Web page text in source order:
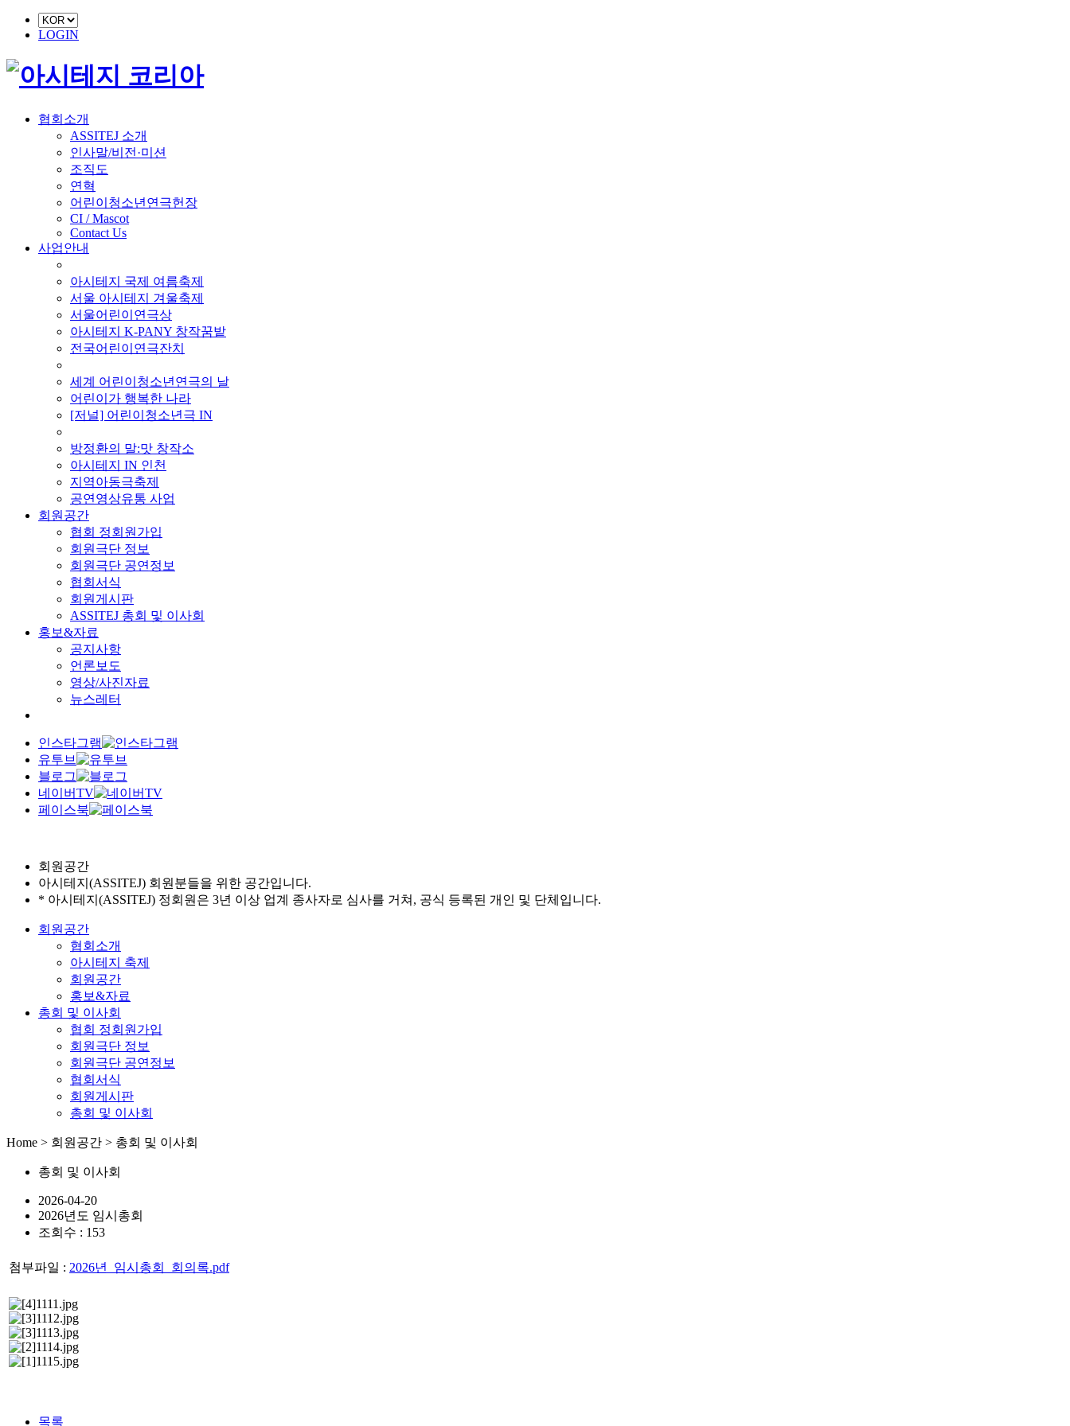
LOGIN
협회소개
ASSITEJ 소개
인사말/비전·미션
조직도
연혁
어린이청소년연극헌장
CI / Mascot
Contact Us
사업안내
아시테지 국제 여름축제
서울 아시테지 겨울축제
서울어린이연극상
아시테지 K-PANY 창작꿈밭
전국어린이연극잔치
세계 어린이청소년연극의 날
어린이가 행복한 나라
[저널] 어린이청소년극 IN
방정환의 말:맛 창작소
아시테지 IN 인천
지역아동극축제
공연영상유통 사업
회원공간
협회 정회원가입
회원극단 정보
회원극단 공연정보
협회서식
회원게시판
ASSITEJ 총회 및 이사회
홍보&자료
공지사항
언론보도
영상/사진자료
뉴스레터
인스타그램
유투브
블로그
네이버TV
페이스북
회원공간
아시테지(ASSITEJ) 회원분들을 위한 공간입니다.
* 아시테지(ASSITEJ) 정회원은 3년 이상 업계 종사자로 심사를 거쳐, 공식 등록된 개인 및 단체입니다.
회원공간
협회소개
아시테지 축제
회원공간
홍보&자료
총회 및 이사회
협회 정회원가입
회원극단 정보
회원극단 공연정보
협회서식
회원게시판
총회 및 이사회
Home > 회원공간 > 총회 및 이사회
총회 및 이사회
2026-04-20
2026년도 임시총회
조회수 : 153
첨부파일 : 2026년_임시총회_회의록.pdf
목록